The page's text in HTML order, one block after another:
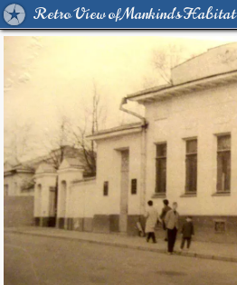
Retro View of Mankind's Habitat